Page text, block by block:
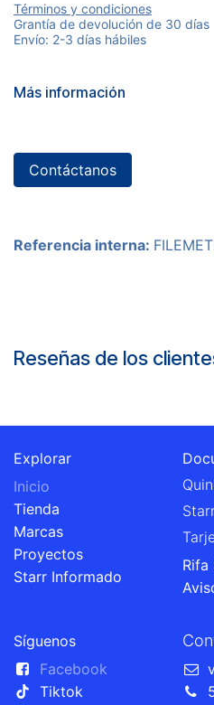
Términos y condiciones
Grantía de devolución de 30 días
Envío: 2-3 días hábiles
Más información
Contáctanos
Referencia interna:
Reseñas de los
Explorar
Inicio
Tienda
Marcas
Proyectos
Starr Informado
Rifa
Síguenos
Facebook
Tiktok